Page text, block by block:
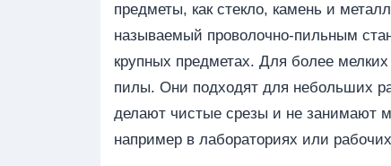
предметы, как стекло, камень и
называемый проволочно-пильным
крупных предметах. Для более
пилы. Они подходят для небольших
делают чистые срезы и не занимают
например в лабораториях или